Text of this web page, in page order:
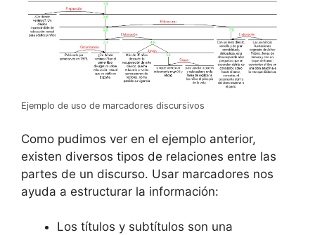
Ejemplo de uso de marcadores discursivos
Como pudimos ver en el ejemplo anterior,
existen diversos tipos de relaciones entre las
partes de un discurso. Usar marcadores nos
ayuda a estructurar la información:
Los títulos y subtítulos son una